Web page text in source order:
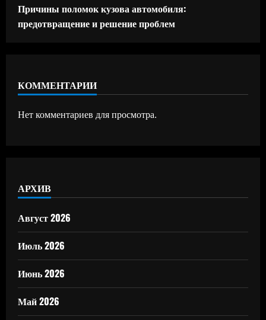
Причины поломок кузова автомобиля:
предотвращение и решение проблем
КОММЕНТАРИИ
Нет комментариев для просмотра.
АРХИВ
Август 2026
Июль 2026
Июнь 2026
Май 2026